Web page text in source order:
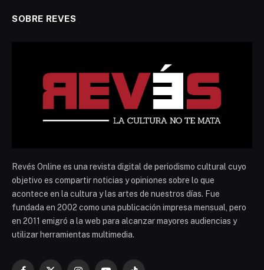
SOBRE REVES
Revés Online es una revista digital de periodismo cultural cuyo
objetivo es compartir noticias y opiniones sobre lo que
acontece en la cultura y las artes de nuestros días. Fue
fundada en 2002 como una publicación impresa mensual, pero
en 2011 emigró a la web para alcanzar mayores audiencias y
utilizar herramientas multimedia.